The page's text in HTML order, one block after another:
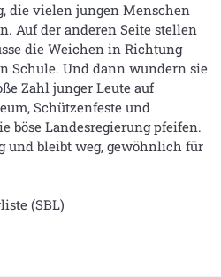
die vielen jungen Menschen
Auf der anderen Seite stellen
die Weichen in Richtung
Schule. Und dann wundern sie
Zahl junger Leute auf
Schützenfeste und
böse Landesregierung pfeifen.
und bleibt weg, gewöhnlich für
(SBL)